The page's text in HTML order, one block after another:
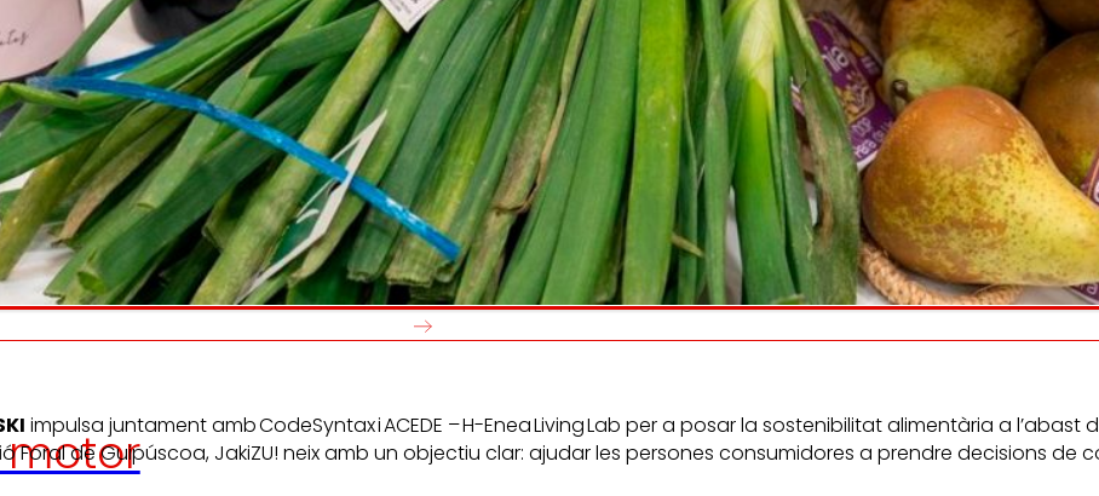
Generem riquesa locali
solidaritaten l'entorn.
Promovemla satisfacció i
el desenvolupament de les
persones treballadores.
Escoltemiinformem
persones
impulsa juntament amb CodeSyntax i ACEDE – H-Enea Living Lab per a posar la sostenibilitat alimentària a
Foral de Guipúscoa, JakiZU! neix amb un objectiu clar: ajudar les persones consumidores a prendre decisions